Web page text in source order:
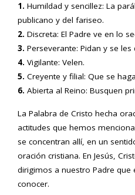
1. Humildad y sencillez: La
publicano y del fariseo.
2. Discreta: El Padre ve en lo
3. Perseverante: Pidan y se les
4. Vigilante: Velen.
5. Creyente y filial: Que se
6. Abierta al Reino: Busquen
La Palabra de Cristo hecha
actitudes que hemos
se concentran allí, en un
oración cristiana. En Jesús,
dirigimos a nuestro Padre que
conocer.